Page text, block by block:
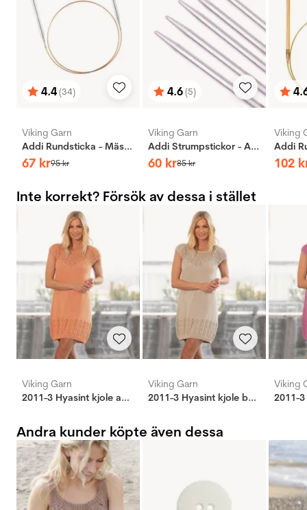
Betyg:
4.4(34)
utav 5 stjärnor
Viking Garn
Addi Rundsticka - Mässing
67 kr95kr
Betyg:
4.6(5)
utav 5 stjärnor
Viking Garn
Addi Strumpstickor - Aluminium
60 kr85kr
utav
Viking
102
Inte korrekt? Försök av dessa i stället
Viking Garn
2011-3 Hyasint kjole aprikos
Viking Garn
2011-3 Hyasint kjole beige
Viking
Andra kunder köpte även dessa